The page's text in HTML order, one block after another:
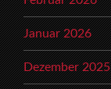
Januar 2026
Dezember 2025